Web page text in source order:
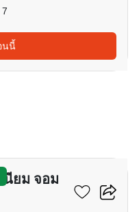
7
นนี้
นียม จอม